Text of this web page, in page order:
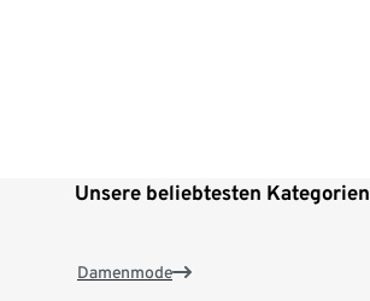
Unsere beliebtesten Kategorien
Damenmode